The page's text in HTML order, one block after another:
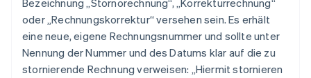
Bezeichnung „Stornorechnung“, „Korrekturrechnung“
oder „Rechnungskorrektur“ versehen sein. Es erhält
eine neue, eigene Rechnungsnummer und sollte unter
Nennung der Nummer und des Datums klar auf die zu
stornierende Rechnung verweisen: „Hiermit stornieren